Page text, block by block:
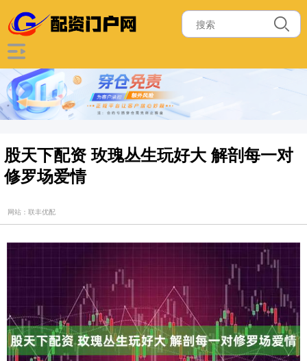
股天下配资 玫瑰丛生玩好大 解剖每一对
修罗场爱情
网站：联丰优配